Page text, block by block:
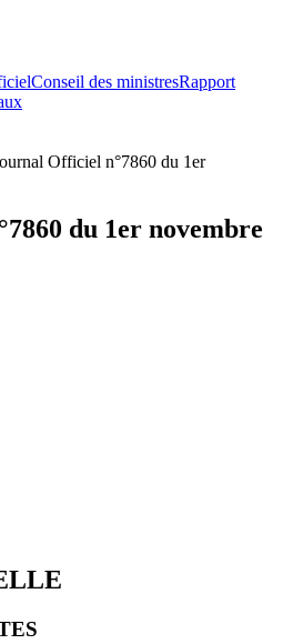
Conseil des ministresRapport
Officiel n°7860 du 1er
du 1er novembre